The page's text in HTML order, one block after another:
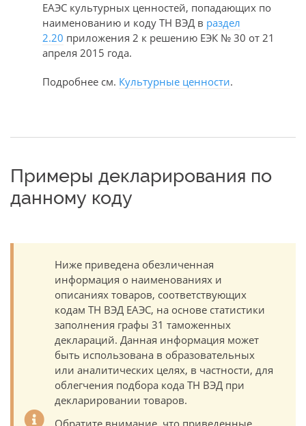
ЕАЭС культурных ценностей, попадающих по
наименованию и коду ТН ВЭД в раздел
2.20 приложения 2 к решению ЕЭК № 30 от 21
апреля 2015 года.
Подробнее см. Культурные ценности.
Примеры декларирования по
данному коду
Ниже приведена обезличенная
информация о наименованиях и
описаниях товаров, соответствующих
кодам ТН ВЭД ЕАЭС, на основе статистики
заполнения графы 31 таможенных
деклараций. Данная информация может
быть использована в образовательных
или аналитических целях, в частности, для
облегчения подбора кода ТН ВЭД при
декларировании товаров.
Обратите внимание, что приведенные